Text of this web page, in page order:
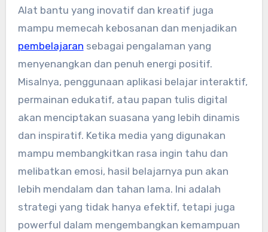
Alat bantu yang inovatif dan kreatif juga
mampu memecah kebosanan dan menjadikan
pembelajaran sebagai pengalaman yang
menyenangkan dan penuh energi positif.
Misalnya, penggunaan aplikasi belajar interaktif,
permainan edukatif, atau papan tulis digital
akan menciptakan suasana yang lebih dinamis
dan inspiratif. Ketika media yang digunakan
mampu membangkitkan rasa ingin tahu dan
melibatkan emosi, hasil belajarnya pun akan
lebih mendalam dan tahan lama. Ini adalah
strategi yang tidak hanya efektif, tetapi juga
powerful dalam mengembangkan kemampuan